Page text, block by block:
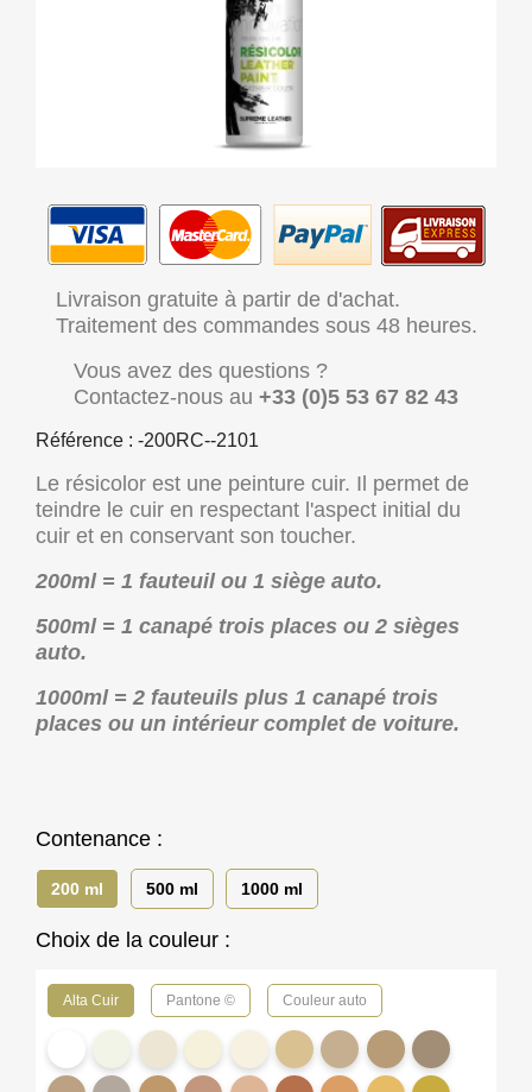
Livraison gratuite à partir de d'achat.
Traitement des commandes sous 48 heures.
Vous avez des questions ?
Contactez-nous au +33 (0)5 53 67 82 43
Référence : -200RC--2101
Le résicolor est une peinture cuir. Il permet de
teindre le cuir en respectant l'aspect initial du
cuir et en conservant son toucher.
200ml = 1 fauteuil ou 1 siège auto.
500ml = 1 canapé trois places ou 2 sièges
auto.
1000ml = 2 fauteuils plus 1 canapé trois
places ou un intérieur complet de voiture.
Contenance :
200 ml 500 ml 1000 ml
Choix de la couleur :
Alta Cuir Pantone © Couleur auto
-
IN01
-
AC08
-
2129 2107 2126 2071 2131